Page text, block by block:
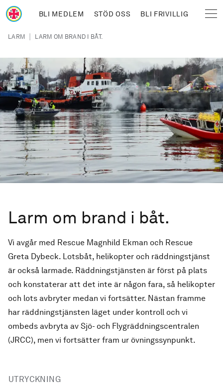
Hoppa till huvudinnehåll
BLI MEDLEM STÖD OSS BLI FRIVILLIG
Länkstig
LARM | LARM OM BRAND I BÅT.
Larm om brand i båt.
Vi avgår med Rescue Magnhild Ekman och Rescue
Greta Dybeck. Lotsbåt, helikopter och räddningstjänst
är också larmade. Räddningstjänsten är först på plats
och konstaterar att det inte är någon fara, så helikopter
och lots avbryter medan vi fortsätter. Nästan framme
har räddningstjänsten läget under kontroll och vi
ombeds avbryta av Sjö- och Flygräddningscentralen
(JRCC), men vi fortsätter fram ur övningssynpunkt.
UTRYCKNING